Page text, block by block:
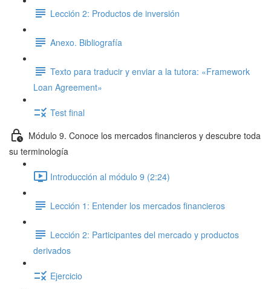
Lección 2: Productos de inversión
Anexo. Bibliografía
Texto para traducir y enviar a la tutora: «Framework
Loan Agreement»
Test final
Módulo 9. Conoce los mercados financieros y descubre toda
su terminología
Introducción al módulo 9 (2:24)
Lección 1: Entender los mercados financieros
Lección 2: Participantes del mercado y productos
derivados
Ejercicio